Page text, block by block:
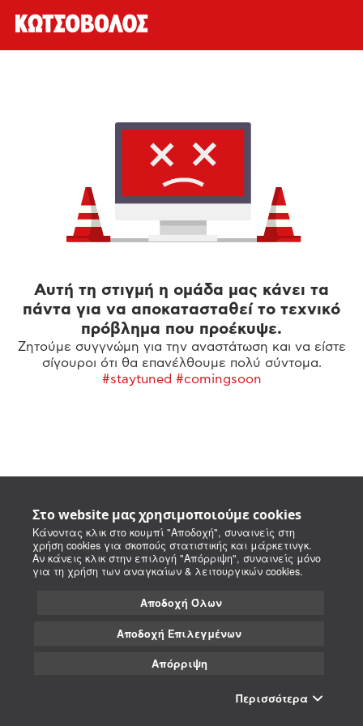
Στο website μας χρησιμοποιούμε cookies
Κάνοντας κλικ στο κουμπί "Αποδοχή", συναινείς στη
χρήση cookies για σκοπούς στατιστικής και μάρκετινγκ.
Αν κάνεις κλικ στην επιλογή "Απόρριψη", συναινείς μόνο
για τη χρήση των αναγκαίων & λειτουργικών cookies.
Αποδοχή Όλων
Αποδοχή Επιλεγμένων
Απόρριψη
Περισσότερα
Αυτή τη στιγμή η ομάδα μας κάνει τα
πάντα για να αποκατασταθεί το τεχνικό
πρόβλημα που προέκυψε.
Ζητούμε συγγνώμη για την αναστάτωση και να είστε
σίγουροι ότι θα επανέλθουμε πολύ σύντομα.
#staytuned #comingsoon